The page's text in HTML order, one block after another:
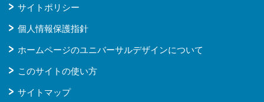
サイトポリシー
個人情報保護指針
ホームページのユニバーサルデザインについて
このサイトの使い方
サイトマップ